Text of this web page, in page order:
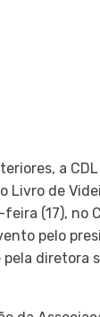
a
Livro de
(17), no
pelo
diretora